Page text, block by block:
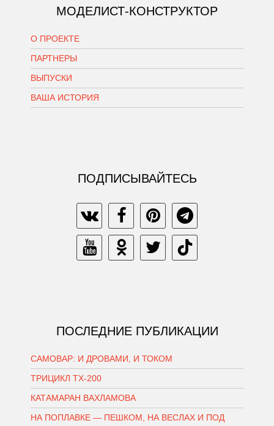
МОДЕЛИСТ-КОНСТРУКТОР
О ПРОЕКТЕ
ПАРТНЕРЫ
ВЫПУСКИ
ВАША ИСТОРИЯ
ПОДПИСЫВАЙТЕСЬ
ПОСЛЕДНИЕ ПУБЛИКАЦИИ
САМОВАР: И ДРОВАМИ, И ТОКОМ
ТРИЦИКЛ ТХ-200
КАТАМАРАН ВАХЛАМОВА
НА ПОПЛАВКЕ — ПЕШКОМ, НА ВЕСЛАХ И ПОД